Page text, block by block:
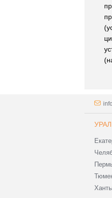
УРАЛ